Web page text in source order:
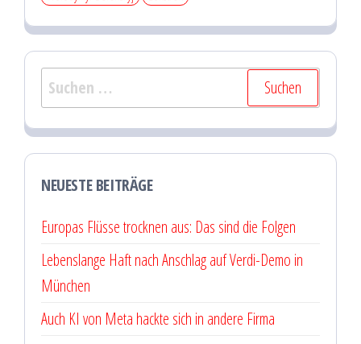
Suchen
nach:
NEUESTE BEITRÄGE
Europas Flüsse trocknen aus: Das sind die Folgen
Lebenslange Haft nach Anschlag auf Verdi-Demo in
München
Auch KI von Meta hackte sich in andere Firma